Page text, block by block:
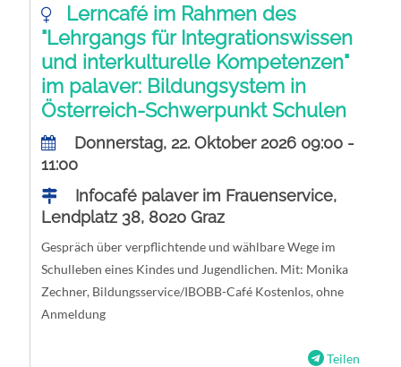
Lerncafé im Rahmen des
"Lehrgangs für Integrationswissen
und interkulturelle Kompetenzen"
im palaver: Bildungsystem in
Österreich-Schwerpunkt Schulen
Donnerstag, 22. Oktober 2026 09:00 -
11:00
Infocafé palaver im Frauenservice,
Lendplatz 38, 8020 Graz
Gespräch über verpflichtende und wählbare Wege im
Schulleben eines Kindes und Jugendlichen. Mit: Monika
Zechner, Bildungsservice/IBOBB-Café Kostenlos, ohne
Anmeldung
Teilen